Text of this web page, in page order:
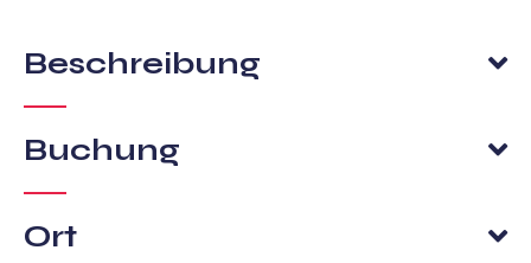
Beschreibung
Buchung
Ort